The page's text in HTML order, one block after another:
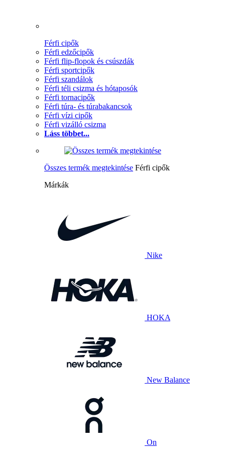
Férfi cipők
Férfi edzőcipők
Férfi flip-flopok és csúszdák
Férfi sportcipők
Férfi szandálok
Férfi téli csizma és hótaposók
Férfi tornacipők
Férfi túra- és túrabakancsok
Férfi vízi cipők
Férfi vizálló csizma
Láss többet...
Összes termék megtekintése Férfi cipők
Márkák
Nike
HOKA
New Balance
On